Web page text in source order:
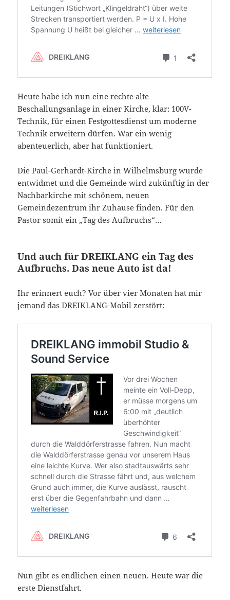
Heute habe ich nun eine rechte alte
Beschallungsanlage in einer Kirche, klar: 100V-
Technik, für einen Festgottesdienst um moderne
Technik erweitern dürfen. War ein wenig
abenteuerlich, aber hat funktioniert.
Die Paul-Gerhardt-Kirche in Wilhelmsburg wurde
entwidmet und die Gemeinde wird zukünftig in der
Nachbarkirche mit schönem, neuen
Gemeindezentrum ihr Zuhause finden. Für den
Pastor somit ein „Tag des Aufbruchs“…
Und auch für DREIKLANG ein Tag des
Aufbruchs. Das neue Auto ist da!
Ihr erinnert euch? Vor über vier Monaten hat mir
jemand das DREIKLANG-Mobil zerstört:
Nun gibt es endlichen einen neuen. Heute war die
erste Dienstfahrt.